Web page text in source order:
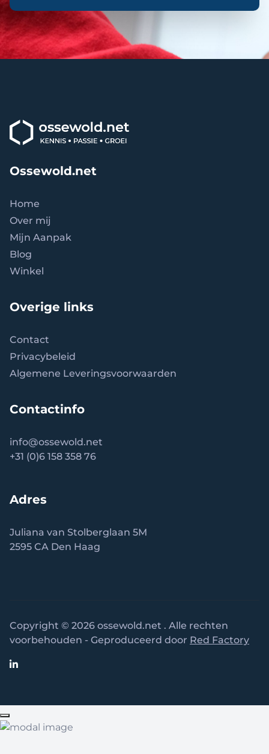
Ossewold.net
Home
Over mij
Mijn Aanpak
Blog
Winkel
Overige links
Contact
Privacybeleid
Algemene Leveringsvoorwaarden
Contactinfo
info@ossewold.net
+31 (0)6 158 358 76
Adres
Juliana van Stolberglaan 5M
2595 CA Den Haag
Copyright © 2026 ossewold.net . Alle rechten
voorbehouden - Geproduceerd door Red Factory